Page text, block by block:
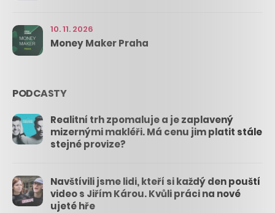
10. 11. 2026
Money Maker Praha
PODCASTY
Realitní trh zpomaluje a je zaplavený
mizernými makléři. Má cenu jim platit stále
stejné provize?
Navštívili jsme lidi, kteří si každý den pouští
video s Jiřím Károu. Kvůli práci na nové
ujeté hře